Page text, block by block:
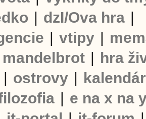
| dzI/Ova hra |
| vtipy |
mandelbrot | hra
| ostrovy | kalendár
| e na x na